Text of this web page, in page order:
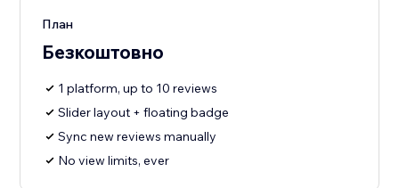
План
Безкоштовно
1 platform, up to 10 reviews
Slider layout + floating badge
Sync new reviews manually
No view limits, ever